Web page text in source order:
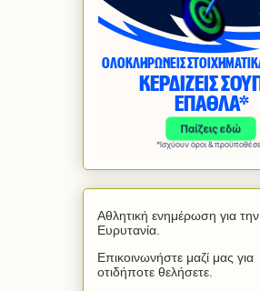
Αθλητική ενημέρωση για την
Ευρυτανία.
Επικοινωνήστε μαζί μας για
οτιδήποτε θελήσετε.